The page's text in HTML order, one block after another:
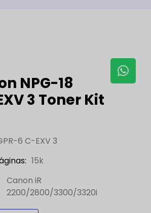
NPG-18
3 Toner Kit
6 C-EXV 3
15k
Canon iR
2200/2800/3300/3320i